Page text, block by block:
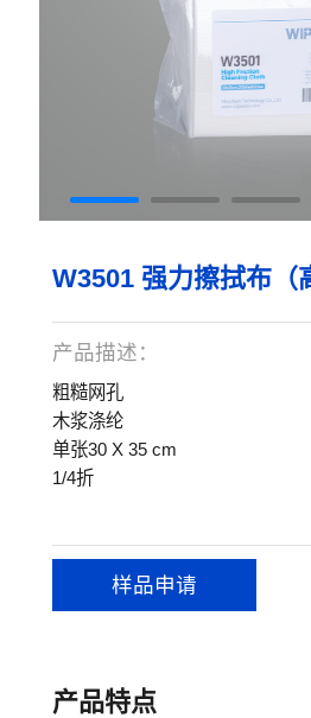
W3501 强力擦拭布（
产品描述：
粗糙网孔
木浆涤纶
单张30 X 35 cm
1/4折
样品申请
产品特点